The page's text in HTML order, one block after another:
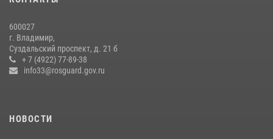
15 июля 2026, 09:05
Владимирские Росгвардейцы обеспечили правопорядок при
проведении «Дня огурца» в Суздале
600027
г. Владимир,
Суздальский проспект, д. 21 б
+ 7 (4922) 77-89-38
info33@rosguard.gov.ru
НОВОСТИ